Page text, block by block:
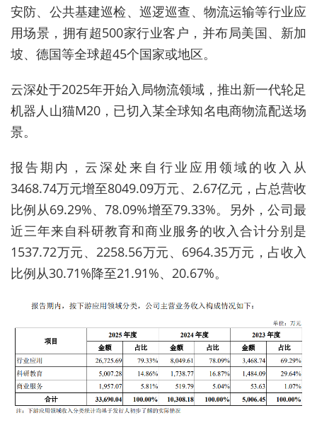
安防、公共基建巡检、巡逻巡查、物流运输等行业应
用场景，拥有超500家行业客户，并布局美国、新加
坡、德国等全球超45个国家或地区。
云深处于2025年开始入局物流领域，推出新一代轮足
机器人山猫M20，已切入某全球知名电商物流配送场
景。
报告期内，云深处来自行业应用领域的收入从
3468.74万元增至8049.09万元、2.67亿元，占总营收
比例从69.29%、78.09%增至79.33%。另外，公司最
近三年来自科研教育和商业服务的收入合计分别是
1537.72万元、2258.56万元、6964.35万元，占收入
比例从30.71%降至21.91%、20.67%。